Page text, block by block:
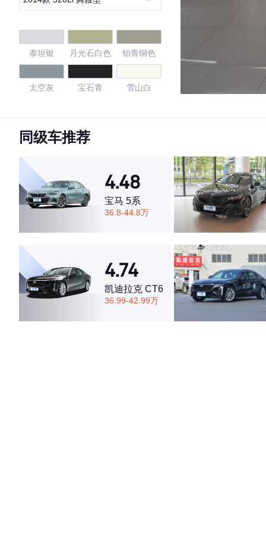
泰坦银 月光石白色 铂青铜色
太空灰 宝石青 雪山白
冰河银 碳黑 雪山白
4.51
同级车推荐
4.48
宝马 5系
36.8-44.8万
4.74
凯迪拉克 CT6
36.99-42.99万